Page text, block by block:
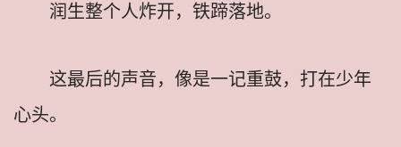
润生整个人炸开，铁蹄落地。
这最后的声音，像是一记重鼓，打在少年
心头。